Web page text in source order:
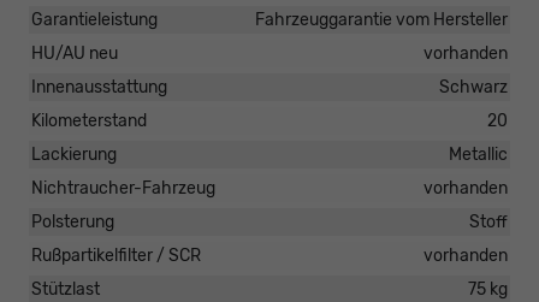
Garantieleistung
Fahrzeuggarantie vom Hersteller
HU/AU neu
vorhanden
Innenausstattung
Schwarz
Kilometerstand
20
Lackierung
Metallic
Nichtraucher-Fahrzeug
vorhanden
Polsterung
Stoff
Rußpartikelfilter / SCR
vorhanden
Stützlast
75 kg